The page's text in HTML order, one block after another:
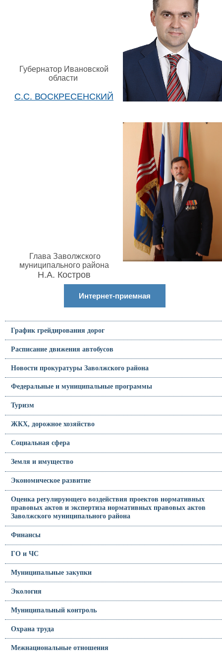
Губернатор Ивановской
области
С.С. ВОСКРЕСЕНСКИЙ
Глава Заволжского
муниципального района
Н.А. Костров
Интернет-приемная
График грейдирования дорог
Расписание движения автобусов
Новости прокуратуры Заволжского района
Федеральные и муниципальные программы
Туризм
ЖКХ, дорожное хозяйство
Социальная сфера
Земля и имущество
Экономическое развитие
Оценка регулирующего воздействия проектов нормативных
правовых актов и экспертиза нормативных правовых актов
Заволжского муниципального района
Финансы
ГО и ЧС
Муниципальные закупки
Экология
Муниципальный контроль
Охрана труда
Межнациональные отношения